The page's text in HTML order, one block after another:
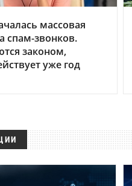
массовая
спам-звонков.
законом,
уже год